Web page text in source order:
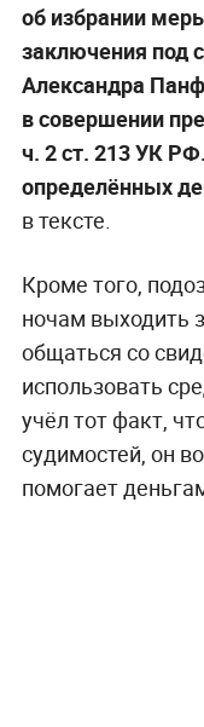
об избрании
заключения под
Александра
в совершении
ч. 2 ст. 213 УК
определённых
в тексте.
Кроме того,
ночам выходить
общаться со
использовать
учёл тот факт,
судимостей, он
помогает